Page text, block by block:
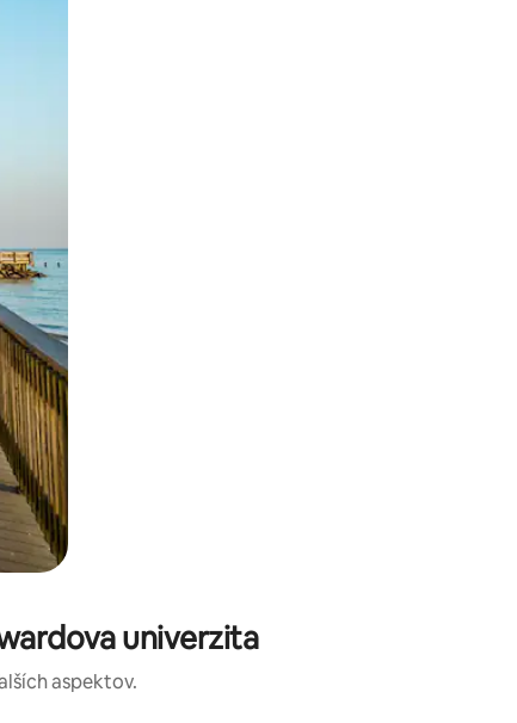
pomocou dotykových gest či potiahnutia prstom.
univerzita
aspektov.